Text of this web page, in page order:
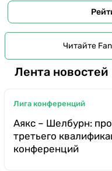
Читайте
Лента новостей
Лига конференций
Аякс – Шелбурн:
третьего
конференций